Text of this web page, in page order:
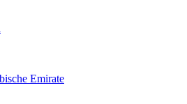
Emirate